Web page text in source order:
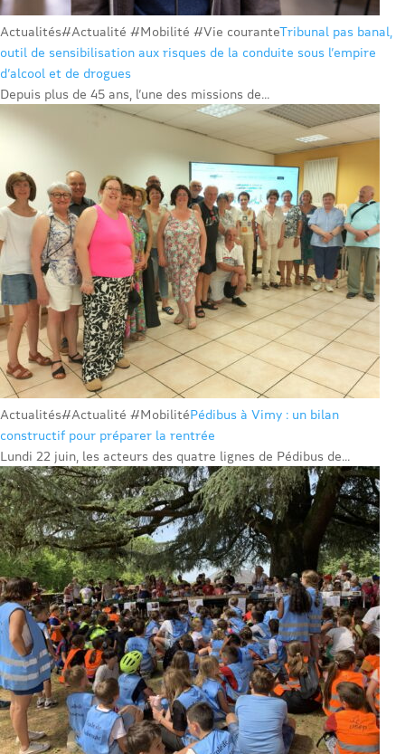
Actualités#Actualité #Mobilité #Vie couranteTribunal pas banal,
outil de sensibilisation aux risques de la conduite sous l’empire
d’alcool et de drogues
Depuis plus de 45 ans, l’une des missions de...
Actualités#Actualité #MobilitéPédibus à Vimy : un bilan
constructif pour préparer la rentrée
Lundi 22 juin, les acteurs des quatre lignes de Pédibus de...